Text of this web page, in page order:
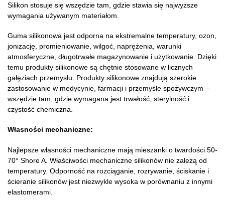
Silikon stosuje się wszędzie tam, gdzie stawia się najwyższe
wymagania używanym materiałom.
Guma silikonowa jest odporna na ekstremalne temperatury, ozon,
jonizację, promieniowanie, wilgoć, naprężenia, warunki
atmosferyczne, długotrwałe magazynowanie i użytkowanie. Dzięki
temu produkty silikonowe są chętnie stosowane w licznych
gałęziach przemysłu. Produkty silikonowe znajdują szerokie
zastosowanie w medycynie, farmacji i przemyśle spożywczym –
wszędzie tam, gdzie wymagana jest trwałość, sterylność i
czystość chemiczna.
Własności mechaniczne:
Najlepsze własności mechaniczne mają mieszanki o twardości 50-
70° Shore A. Właściwości mechaniczne silikonów nie zależą od
temperatury. Odporność na rozciąganie, rozrywanie, ściskanie i
ścieranie silikonów jest niezwykle wysoka w porównaniu z innymi
elastomerami.